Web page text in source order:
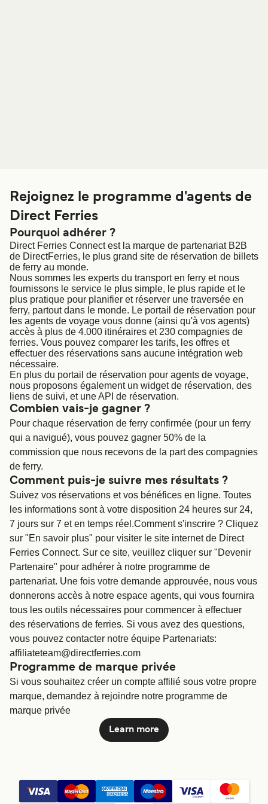
中国 Türkiye
العربية
Österreich (DE) Italia
Canada
Ελλάδα Polska
Deutschland Schweiz (DE)
Norge Україна
Indonesia
Rejoignez le programme d'agents de
Direct Ferries
Pourquoi adhérer ?
Direct Ferries Connect est la marque de partenariat B2B
de DirectFerries, le plus grand site de réservation de billets
de ferry au monde.
Nous sommes les experts du transport en ferry et nous
fournissons le service le plus simple, le plus rapide et le
plus pratique pour planifier et réserver une traversée en
ferry, partout dans le monde. Le portail de réservation pour
les agents de voyage vous donne (ainsi qu'à vos agents)
accès à plus de 4.000 itinéraires et 230 compagnies de
ferries. Vous pouvez comparer les tarifs, les offres et
effectuer des réservations sans aucune intégration web
nécessaire.
En plus du portail de réservation pour agents de voyage,
nous proposons également un widget de réservation, des
liens de suivi, et une API de réservation.
Combien vais-je gagner ?
Pour chaque réservation de ferry confirmée (pour un ferry
qui a navigué), vous pouvez gagner 50% de la
commission que nous recevons de la part des compagnies
de ferry.
Comment puis-je suivre mes résultats ?
Suivez vos réservations et vos bénéfices en ligne. Toutes
les informations sont à votre disposition 24 heures sur 24,
7 jours sur 7 et en temps réel.Comment s'inscrire ? Cliquez
sur "En savoir plus" pour visiter le site internet de Direct
Ferries Connect. Sur ce site, veuillez cliquer sur "Devenir
Partenaire" pour adhérer à notre programme de
partenariat. Une fois votre demande approuvée, nous vous
donnerons accès à notre espace agents, qui vous fournira
tous les outils nécessaires pour commencer à effectuer
des réservations de ferries. Si vous avez des questions,
vous pouvez contacter notre équipe Partenariats:
affiliateteam@directferries.com
Programme de marque privée
Si vous souhaitez créer un compte affilié sous votre propre
marque, demandez à rejoindre notre programme de
marque privée
Learn more